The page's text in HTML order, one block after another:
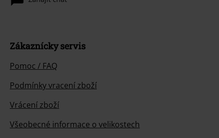
Zákaznícky servis
Pomoc / FAQ
Podmínky vracení zboží
Vrácení zboží
Všeobecné informace o velikostech